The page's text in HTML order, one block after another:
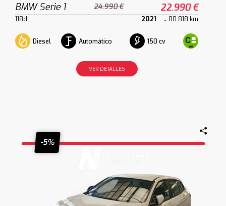
BMW Serie 1 24.990 € 22.990 €
118d 2021 80.818 km
Diesel Automático 150 cv
VER DETALLES
-5%